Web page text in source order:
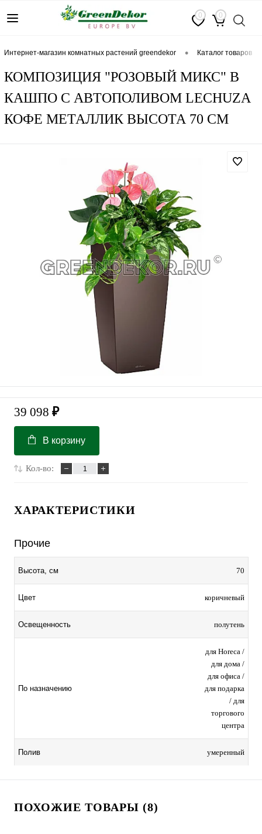
0 0
интернет-магазин комнатных растений greendekor • каталог товаров
КОМПОЗИЦИЯ "РОЗОВЫЙ МИКС" В
КАШПО С АВТОПОЛИВОМ LECHUZA
КОФЕ МЕТАЛЛИК ВЫСОТА 70 СМ
39 098 ₽
В корзину
Кол-во:
ХАРАКТЕРИСТИКИ
Прочие
Высота, см 70
Цвет коричневый
Освещенность полутень
По назначению
для Horeca /
для дома /
для офиса /
для подарка
/ для
торгового
центра
Полив умеренный
ПОХОЖИЕ ТОВАРЫ (8)